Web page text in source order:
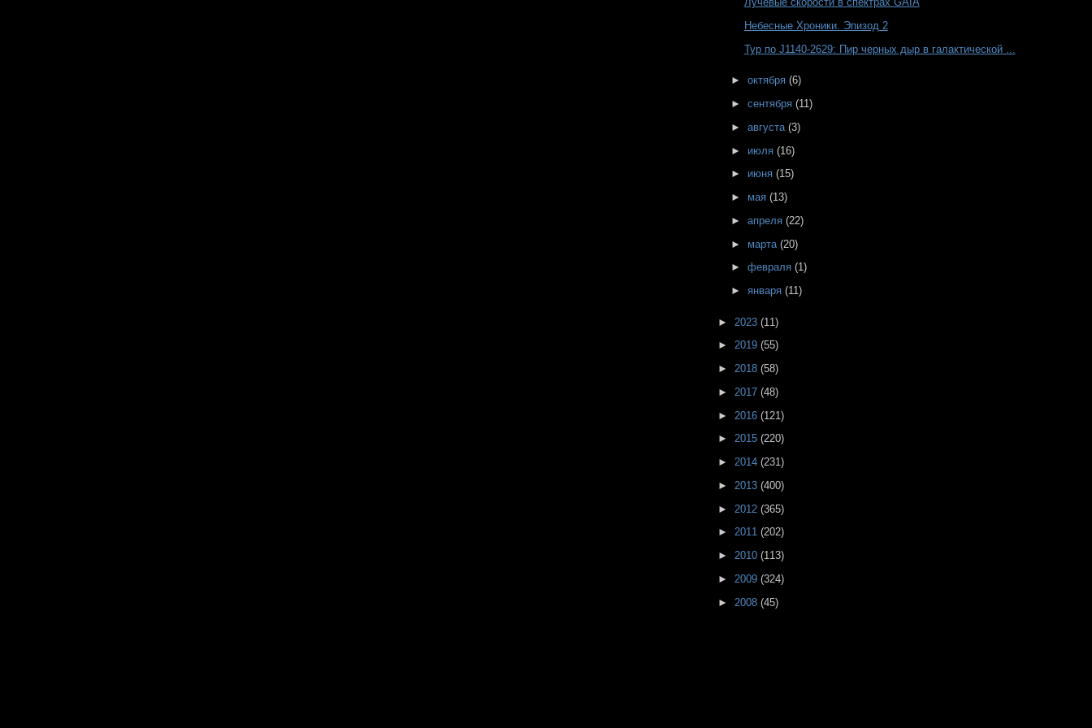
Небесные Хроники. Эпизод 2
Тур по J1140-2629: Пир черных дыр в галактической ...
► октября (6)
► сентября (11)
► августа (3)
► июля (16)
► июня (15)
► мая (13)
► апреля (22)
► марта (20)
► февраля (1)
► января (11)
► 2023(11)
►2019(55)
►2018(58)
► 2017(48)
► 2016(121)
►2015(220)
►2014(231)
► 2013(400)
► 2012(365)
►2011(202)
►2010(113)
► 2009(324)
► 2008(45)